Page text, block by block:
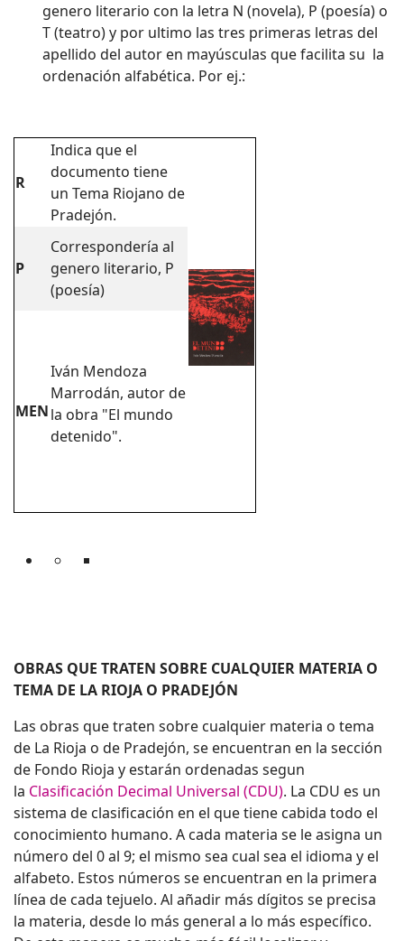
genero literario con la letra N (novela), P (poesía) o
T (teatro) y por ultimo las tres primeras letras del
apellido del autor en mayúsculas que facilita su la
ordenación alfabética. Por ej.:
R
Indica que el
documento tiene
un Tema Riojano de
Pradejón.
P
Correspondería al
genero literario, P
(poesía)
MEN
Iván Mendoza
Marrodán, autor de
la obra "El mundo
detenido".
OBRAS QUE TRATEN SOBRE CUALQUIER MATERIA O
TEMA DE LA RIOJA O PRADEJÓN
Las obras que traten sobre cualquier materia o tema
de La Rioja o de Pradejón, se encuentran en la sección
de Fondo Rioja y estarán ordenadas segun
la Clasificación Decimal Universal (CDU). La CDU es un
sistema de clasificación en el que tiene cabida todo el
conocimiento humano. A cada materia se le asigna un
número del 0 al 9; el mismo sea cual sea el idioma y el
alfabeto. Estos números se encuentran en la primera
línea de cada tejuelo. Al añadir más dígitos se precisa
la materia, desde lo más general a lo más específico.